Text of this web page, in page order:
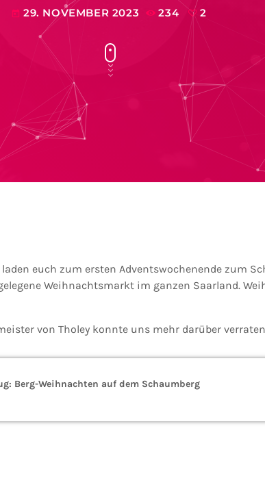
today 29. NOVEMBER 2023 234 2
laden euch zum ersten Adventswochenende zum
Weihnachtsmarkt im ganzen Saarland.
von Tholey konnte uns mehr darüber
Berg-Weihnachten auf dem Schaumberg